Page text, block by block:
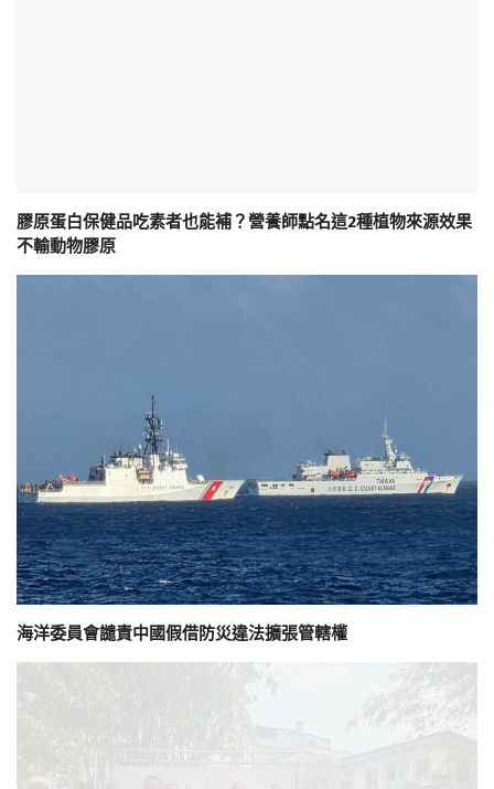
膠原蛋白保健品吃素者也能補？營養師點名這2種植物來源效果
不輸動物膠原
海洋委員會譴責中國假借防災違法擴張管轄權